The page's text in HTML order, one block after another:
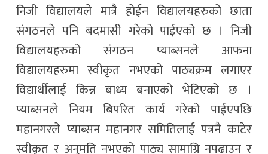
निजी विद्यालयले मात्रै होईन विद्यालयहरुको छाता
संगठनले पनि बदमासी गरेको पाईएको छ । निजी
विद्यालयहरुको संगठन प्याब्सनले आफना
विद्यालयहरुमा स्वीकृत नभएको पाठ्यक्रम लगाएर
विद्यार्थीलाई किन्न बाध्य बनाएको भेटिएको छ ।
प्याब्सनले नियम बिपरित कार्य गरेको पाईएपछि
महानगरले प्याब्सन महानगर समितिलाई पत्रनै काटेर
स्वीकृत र अनुमति नभएको पाठ्य सामाग्रि नपढाउन र